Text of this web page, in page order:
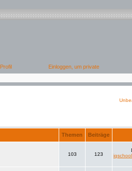
Themen Beiträge
103 123